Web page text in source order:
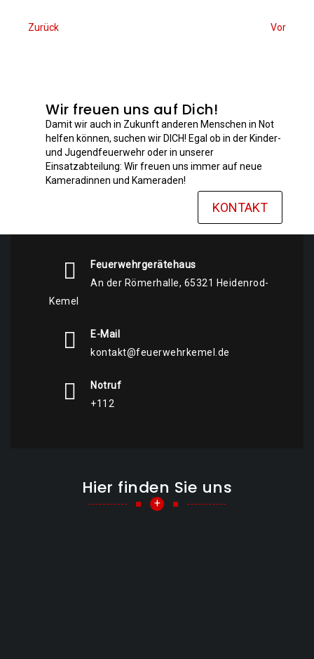
Zurück Vor
Wir freuen uns auf Dich!
Damit wir auch in Zukunft anderen Menschen in Not
helfen können, suchen wir DICH! Egal ob in der Kinder-
und Jugendfeuerwehr oder in unserer
Einsatzabteilung: Wir freuen uns immer auf neue
Kameradinnen und Kameraden!
KONTAKT
Feuerwehrgerätehaus
An der Römerhalle, 65321 Heidenrod-
Kemel
E-Mail
kontakt@feuerwehrkemel.de
Notruf
+112
Hier finden Sie uns
+